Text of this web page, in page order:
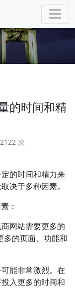
的时间和精
次
的时间和精力来
决于多种因素。
：
网站需要更多的
多的页面、功能和
能非常激烈。在
入更多的时间和